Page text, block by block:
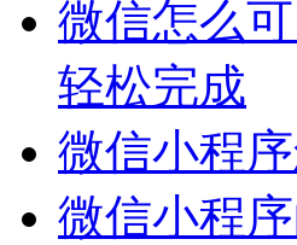
微信怎么
轻松完成
微信小程
微信小程